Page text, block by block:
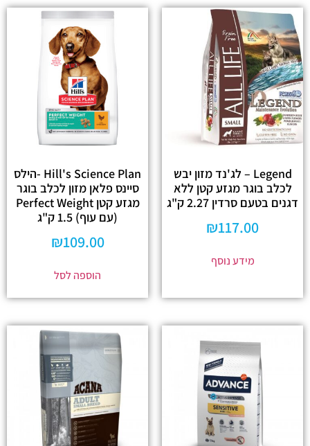
Legend – לג'נד מזון יבש
לכלב בוגר מגזע קטן ללא
דגנים בטעם סרדין 2.27 ק"ג
₪117.00
מידע נוסף
Hill's Science Plan -הילס
סיינס פלאן מזון לכלב בוגר
מגזע קטן Perfect Weight
(עם עוף) 1.5 ק"ג
₪109.00
הוספה לסל